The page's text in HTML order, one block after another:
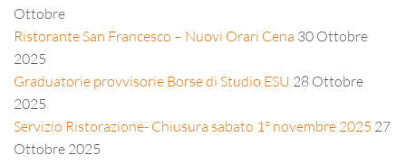
Ottobre
Ristorante San Francesco – Nuovi Orari Cena 30 Ottobre
2025
Graduatorie provvisorie Borse di Studio ESU 28 Ottobre
2025
Servizio Ristorazione- Chiusura sabato 1° novembre 2025 27
Ottobre 2025